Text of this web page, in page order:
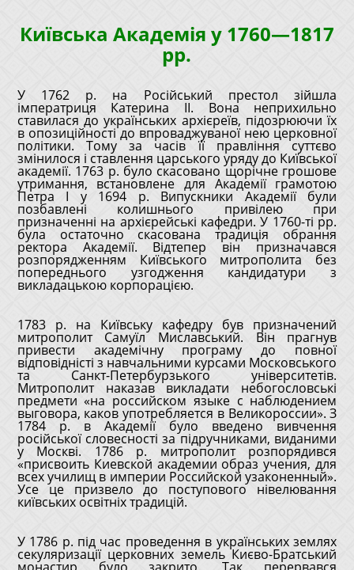
Київська Академія у 1760—1817
рр.
У 1762 р. на Російський престол зійшла
імператриця Катерина II. Вона неприхильно
ставилася до українських архієреїв, підозрюючи їх
в опозиційності до впроваджуваної нею церковної
політики. Тому за часів її правління суттєво
змінилося і ставлення царського уряду до Київської
академії. 1763 р. було скасовано щорічне грошове
утримання, встановлене для Академії грамотою
Петра І у 1694 р. Випускники Академії були
позбавлені колишнього привілею при
призначенні на архієрейські кафедри. У 1760-ті рр.
була остаточно скасована традиція обрання
ректора Академії. Відтепер він призначався
розпорядженням Київського митрополита без
попереднього узгодження кандидатури з
викладацькою корпорацією.
1783 р. на Київську кафедру був призначений
митрополит Самуїл Миславський. Він прагнув
привести академічну програму до повної
відповідністі з навчальними курсами Московського
та Санкт-Петербурзького університетів.
Митрополит наказав викладати небогословські
предмети «на российском языке с наблюдением
выговора, каков употребляется в Великороссии». З
1784 р. в Академії було введено вивчення
російської словесності за підручниками, виданими
у Москві. 1786 р. митрополит розпорядився
«присвоить Киевской академии образ учения, для
всех училищ в империи Российской узаконенный».
Усе це призвело до поступового нівелювання
київських освітніх традицій.
У 1786 р. під час проведення в українських землях
секуляризації церковних земель Києво-Братський